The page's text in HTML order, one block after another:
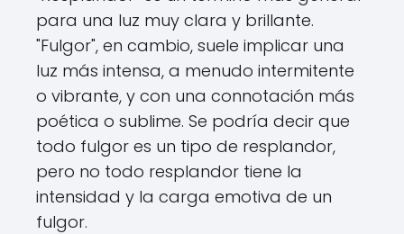
para una luz muy clara y brillante.
"Fulgor", en cambio, suele implicar una
luz más intensa, a menudo intermitente
o vibrante, y con una connotación más
poética o sublime. Se podría decir que
todo fulgor es un tipo de resplandor,
pero no todo resplandor tiene la
intensidad y la carga emotiva de un
fulgor.